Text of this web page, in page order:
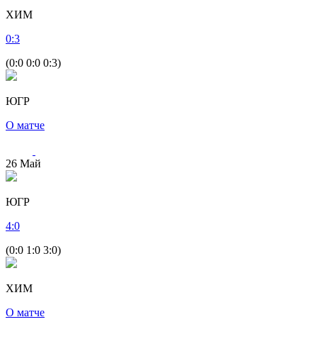
ХИМ
0:3
(0:0 0:0 0:3)
ЮГР
О матче
26 Май
ЮГР
4:0
(0:0 1:0 3:0)
ХИМ
О матче